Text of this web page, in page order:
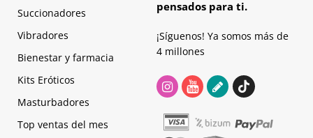
Succionadores
Vibradores
Bienestar y farmacia
Kits Eróticos
Masturbadores
Top ventas del mes
pensados para ti.
¡Síguenos! Ya somos más de
4 millones